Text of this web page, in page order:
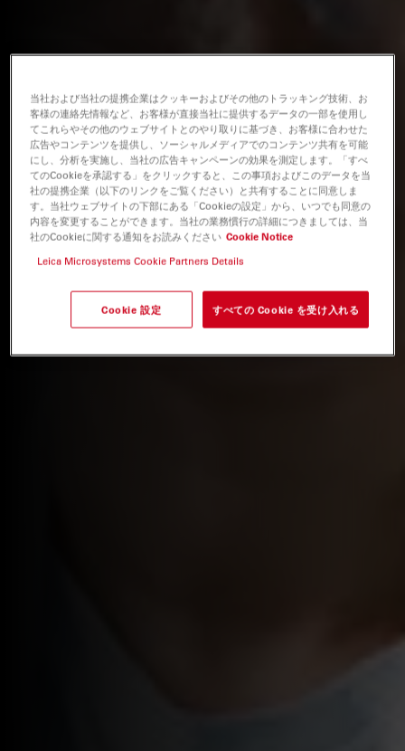
当社および当社の提携企業はクッキーおよびその他のトラッキング技術、お
客様の連絡先情報など、お客様が直接当社に提供するデータの一部を使用し
てこれらやその他のウェブサイトとのやり取りに基づき、お客様に合わせた
広告やコンテンツを提供し、ソーシャルメディアでのコンテンツ共有を可能
にし、分析を実施し、当社の広告キャンペーンの効果を測定します。「すべ
てのCookieを承認する」をクリックすると、この事項およびこのデータを当
社の提携企業（以下のリンクをご覧ください）と共有することに同意しま
す。当社ウェブサイトの下部にある「Cookieの設定」から、いつでも同意の
内容を変更することができます。当社の業務慣行の詳細につきましては、当
社のCookieに関する通知をお読みください Cookie Notice
Leica Microsystems Cookie Partners Details
Cookie 設定 すべての Cookie を受け入れる